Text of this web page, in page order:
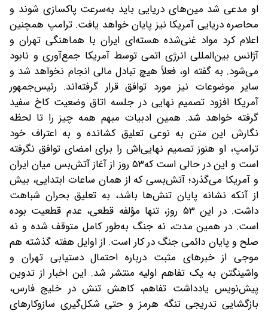
او مدعی شد مین‌های دریایی باید به‌سرعت پاکسازی شوند و
محاصره دریایی آمریکا نیز پایان خواهد یافت. ترامپ همچنین
اعلام کرد مواد غنی‌شده هسته‌ای ایران با هماهنگی تهران و
آژانس بین‌المللی انرژی اتمی توسط آمریکا جمع‌آوری و نابود
می‌شود. به گفته او، فعلاً هیچ تبادل مالی انجام نخواهد شد و
سایر موضوعات نیز مورد توافق قرار گرفته‌اند. رئیس‌جمهور
آمریکا افزود تصمیم نهایی در جلسه اتاق وضعیت کاخ سفید
گرفته خواهد شد. همین ادبیات مبهم همه چیز را تا لحظه
نگارش این متن به نوعی تعلیق کشانده و به اعتراف خود
ترامپ، او هنوز تصمیم نهایی‌اش را برای امضای توافق نگرفته
است و این در حالی است که۵۳ روز از آغاز آتش‌بس میان ایران
و آمریکا می‌گذرد؛ آتش‌بسی که از همان ساعات ابتدایی، بیش
از آنکه نشانه پایان تنش‌ها باشد، به تعلیق بحران شباهت
داشت. در این ۵۳ روز، تنها مؤلفه قطعی، عدم قطعیت بوده
است. در همین مدت، نه جنگ به‌طور کامل متوقف شده و نه
صلح و پایان دائمی جنگ در کار است. از اوایل هفته گذشته هم
موجی از خبرهای مثبت درباره احتمال دستیابی تهران و
واشینگتن به یک تفاهم اولیه منتشر شد. این اخبار از تدوین
پیش‌نویس یادداشت تفاهم، کاهش تنش در خلیج فارس،
بازگشایی تدریجی تنگه هرمز و حتی شکل‌گیری سازوکارهای